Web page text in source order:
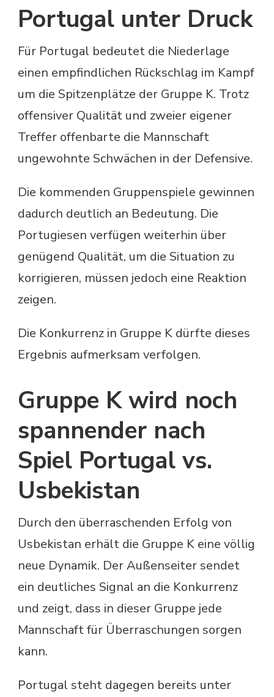
Portugal unter Druck
Für Portugal bedeutet die Niederlage
einen empfindlichen Rückschlag im Kampf
um die Spitzenplätze der Gruppe K. Trotz
offensiver Qualität und zweier eigener
Treffer offenbarte die Mannschaft
ungewohnte Schwächen in der Defensive.
Die kommenden Gruppenspiele gewinnen
dadurch deutlich an Bedeutung. Die
Portugiesen verfügen weiterhin über
genügend Qualität, um die Situation zu
korrigieren, müssen jedoch eine Reaktion
zeigen.
Die Konkurrenz in Gruppe K dürfte dieses
Ergebnis aufmerksam verfolgen.
Gruppe K wird noch
spannender nach
Spiel Portugal vs.
Usbekistan
Durch den überraschenden Erfolg von
Usbekistan erhält die Gruppe K eine völlig
neue Dynamik. Der Außenseiter sendet
ein deutliches Signal an die Konkurrenz
und zeigt, dass in dieser Gruppe jede
Mannschaft für Überraschungen sorgen
kann.
Portugal steht dagegen bereits unter